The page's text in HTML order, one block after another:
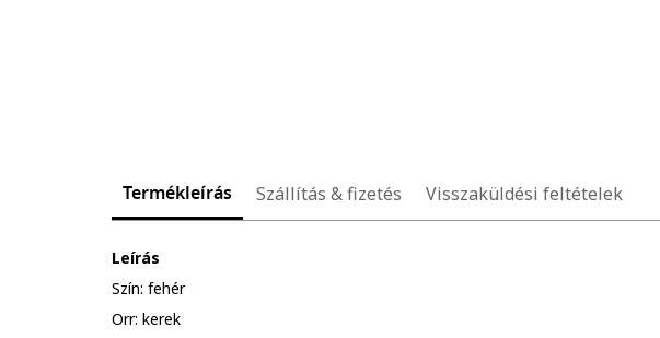
Termékleírás Szállítás & fizetés Visszaküldési feltételek
Leírás
Szín: fehér
Orr: kerek